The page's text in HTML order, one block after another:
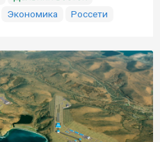
Экономика Россети